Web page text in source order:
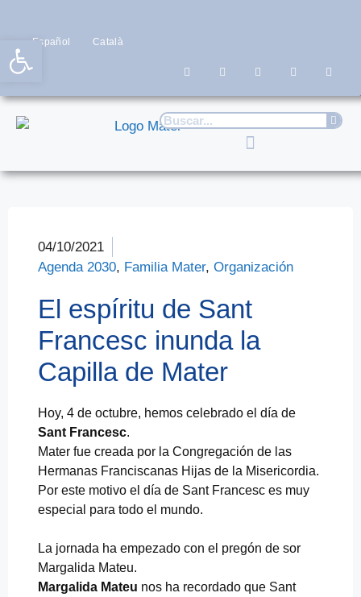
Español Català
04/10/2021
Agenda 2030, Familia Mater, Organización
El espíritu de Sant
Francesc inunda la
Capilla de Mater
Hoy, 4 de octubre, hemos celebrado el día de
Sant Francesc.
Mater fue creada por la Congregación de las
Hermanas Franciscanas Hijas de la Misericordia.
Por este motivo el día de Sant Francesc es muy
especial para todo el mundo.
La jornada ha empezado con el pregón de sor
Margalida Mateu.
Margalida Mateu nos ha recordado que Sant
Abrir barra de herramientas